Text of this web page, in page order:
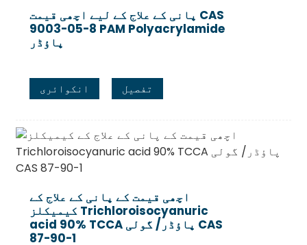
پانی کے علاج کے لیے اچھی قیمت CAS
9003-05-8 PAM Polyacrylamide
پاؤڈر
انکوائری تفصیل
اچھی قیمت کے پانی کے علاج کے
کیمیکلز Trichloroisocyanuric
acid 90% TCCA پاؤڈر/ گولی CAS
87-90-1